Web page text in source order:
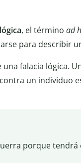
, el término ad
para describir
falacia lógica.
un individuo
porque